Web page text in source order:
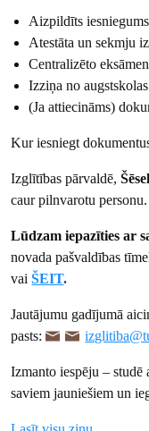
Aizpildīts iesniegums
Atestāta un sekmju
Centralizēto
Izziņa no
(Ja attiecināms)
Kur iesniegt
Izglītības pārvaldē,
caur pilnvarotu personu.
Lūdzam iepazīties ar
novada pašvaldības
vai ŠEIT.
Jautājumu gadījumā
pasts:
Izmanto iespēju – studē
saviem jauniešiem un